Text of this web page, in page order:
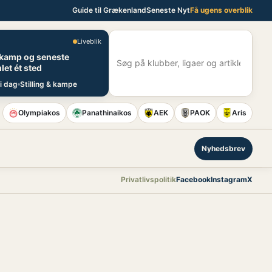
Guide til GrækenlandSeneste NytFå ugens overblik
Liveblik
og seneste
ét sted
dag Stilling & kampe
Olympiakos Panathinaikos AEK PAOK Aris
Nyhedsbrev
PrivatlivspolitikFacebookInstagramX